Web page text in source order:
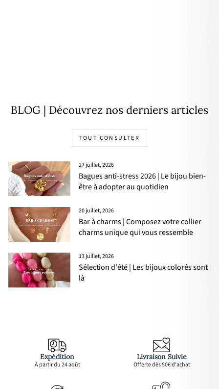
BLOG | Découvrez nos derniers articles
TOUT CONSULTER
27 juillet, 2026
Bagues anti-stress 2026 | Le bijou bien-
être à adopter au quotidien
20 juillet, 2026
Bar à charms | Composez votre collier
charms unique qui vous ressemble
13 juillet, 2026
Sélection d'été | Les bijoux colorés sont
là
Expédition
À partir du 24 août
Livraison Suivie
Offerte dès 50€ d'achat